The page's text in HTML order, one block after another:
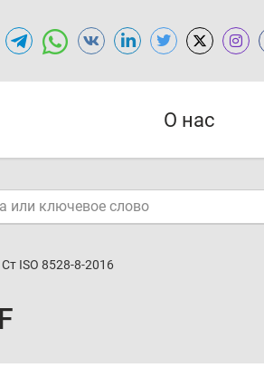
О нас
Ст ISO 8528-8-2016